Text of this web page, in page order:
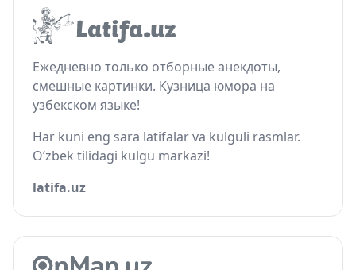
Ежедневно только отборные анекдоты,
смешные картинки. Кузница юмора на
узбекском языке!
Har kuni eng sara latifalar va kulguli rasmlar.
O‘zbek tilidagi kulgu markazi!
latifa.uz